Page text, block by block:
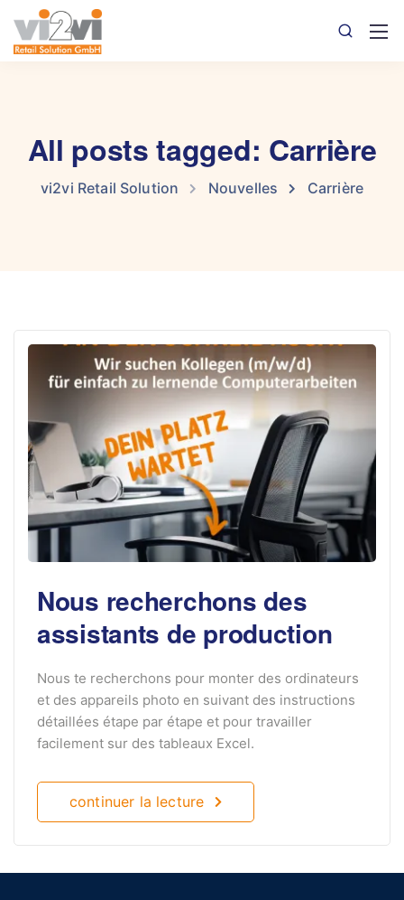
All posts tagged: Carrière
vi2vi Retail Solution Nouvelles Carrière
Nous recherchons des
assistants de production
Nous te recherchons pour monter des ordinateurs
et des appareils photo en suivant des instructions
détaillées étape par étape et pour travailler
facilement sur des tableaux Excel.
continuer la lecture